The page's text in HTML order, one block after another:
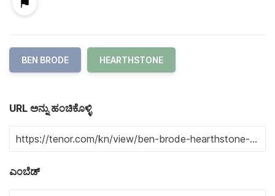
BEN BRODE HEARTHSTONE
URL ಅನ್ನು ಹಂಚಿಕೊಳ್ಳಿ
ಎಂಬೆಡ್